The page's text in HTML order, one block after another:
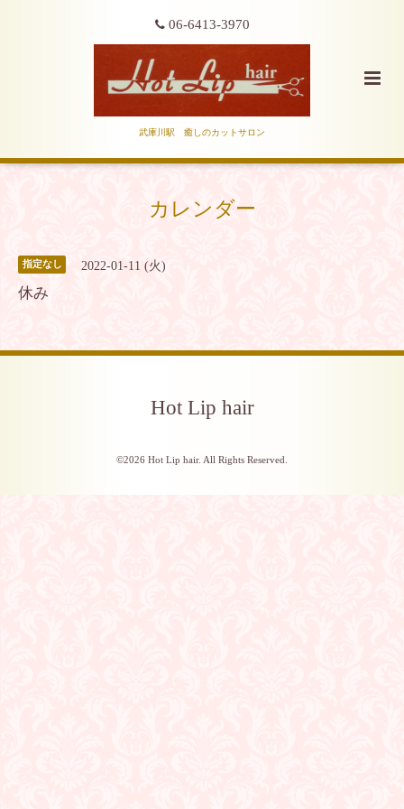
06-6413-3970
武庫川駅 癒しのカットサロン
カレンダー
指定なし 2022-01-11 (火)
休み
Hot Lip hair
©2026 Hot Lip hair. All Rights Reserved.